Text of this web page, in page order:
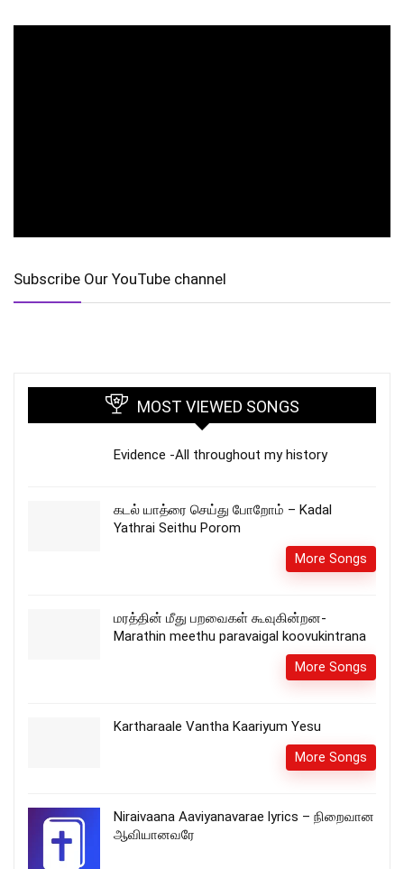
Subscribe Our YouTube channel
MOST VIEWED SONGS
Evidence -All throughout my history
கடல் யாத்ரை செய்து போறோம் – Kadal
Yathrai Seithu Porom
More Songs
மரத்தின் மீது பறவைகள் கூவுகின்றன-
Marathin meethu paravaigal koovukintrana
More Songs
Kartharaale Vantha Kaariyum Yesu
More Songs
Niraivaana Aaviyanavarae lyrics – நிறைவான
ஆவியானவரே